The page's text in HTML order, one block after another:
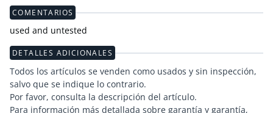
COMENTARIOS
used and untested
DETALLES ADICIONALES
Todos los artículos se venden como usados y sin inspección,
salvo que se indique lo contrario.
Por favor, consulta la descripción del artículo.
Para información más detallada sobre garantía y garantía,